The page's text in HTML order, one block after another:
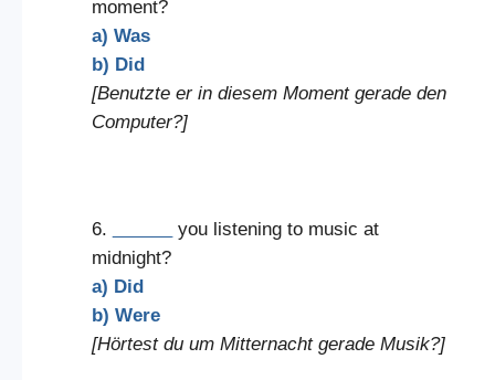
moment?
a) Was
b) Did
[Benutzte er in diesem Moment gerade den
Computer?]
6.
you listening to music at
midnight?
a) Did
b) Were
[Hörtest du um Mitternacht gerade Musik?]